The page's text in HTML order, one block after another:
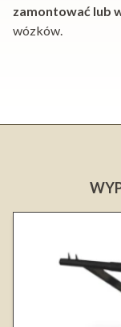
zamontować lub
wózków.